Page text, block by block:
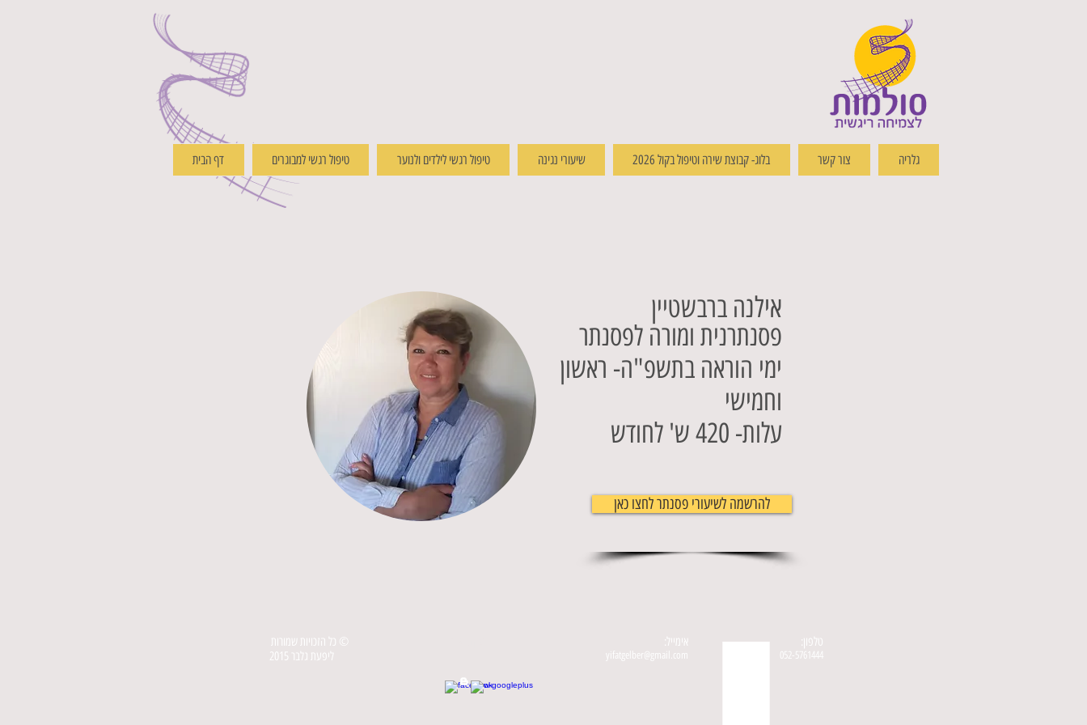
דף הבית טיפול רגשי למבוגרים טיפול רגשי לילדים ולנוער שיעורי נגינה בלוג- קבוצת שירה וטיפול בקול 2026 צור קשר גלריה
אילנה ברבשטיין
פסנתרנית ומורה לפסנתר
ימי הוראה בתשפ"ה- ראשון
וחמישי
עלות- 420 ש' לחודש
להרשמה לשיעורי פסנתר לחצו כאן
© כל הזכויות שמורות
ליפעת גלבר 2015
אימייל:
yifatgelber@gmail.com
טלפון:
052-5761444